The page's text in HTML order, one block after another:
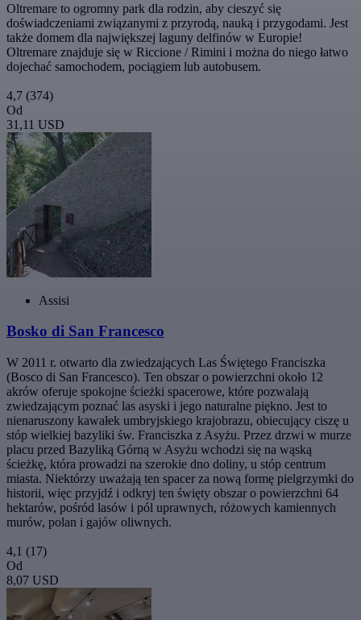
Oltremare to ogromny park dla rodzin, aby cieszyć się
doświadczeniami związanymi z przyrodą, nauką i przygodami. Jest
także domem dla największej laguny delfinów w Europie!
Oltremare znajduje się w Riccione / Rimini i można do niego łatwo
dojechać samochodem, pociągiem lub autobusem.
4,7 (374)
Od
31,11 USD
Assisi
Bosko di San Francesco
W 2011 r. otwarto dla zwiedzających Las Świętego Franciszka
(Bosco di San Francesco). Ten obszar o powierzchni około 12
akrów oferuje spokojne ścieżki spacerowe, które pozwalają
zwiedzającym poznać las asyski i jego naturalne piękno. Jest to
nienaruszony kawałek umbryjskiego krajobrazu, obiecujący ciszę u
stóp wielkiej bazyliki św. Franciszka z Asyżu. Przez drzwi w murze
placu przed Bazyliką Górną w Asyżu wchodzi się na wąską
ścieżkę, która prowadzi na szerokie dno doliny, u stóp centrum
miasta. Niektórzy uważają ten spacer za nową formę pielgrzymki do
historii, więc przyjdź i odkryj ten święty obszar o powierzchni 64
hektarów, pośród lasów i pól uprawnych, różowych kamiennych
murów, polan i gajów oliwnych.
4,1 (17)
Od
8,07 USD